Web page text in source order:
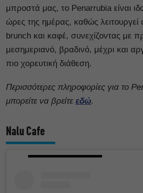
μπροστά μας, το Penarrubia είναι
ώρες της ημέρας, καθώς
brunch και καφέ, συνεχίζοντας με
μεσημεριανό, βραδινό, μέχρι και
πιο χορευτική διάθεση.
Περισσότερες πληροφορίες για το
μπορείτε να βρείτε εδώ.
Nalu Cafe